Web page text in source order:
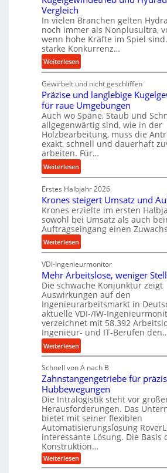
o
r
m
a
n
c
e
b
e
i
m
D
r
ü
c
k
p
r
o
z
e
s
s
Vergleich
In vielen Branchen gelten
noch immer als Nonplusultra,
wenn hohe Kräfte im Spiel
starke Konkurrenz…
Weiterlesen:
K
u
g
e
l
g
e
w
i
n
e
t
r
i
e
b
u
n
d
H
y
d
r
a
u
k
i
m
V
e
r
g
l
Gewirbelt und nicht geschliffen
Präzise und langlebige
für raue Umgebungen
Auch wo Späne, Staub und
allgegenwärtig sind, wie in der
Holzbearbeitung, muss die
exakt, schnell und dauerhaft
arbeiten. Für…
Weiterlesen:
P
r
ä
z
i
s
e
u
n
d
l
a
n
g
l
e
b
i
g
e
K
u
g
e
l
g
e
Erstes Halbjahr 2026
Krones steigert Umsatz und
Krones erzielte im ersten
sowohl bei Umsatz als auch
Auftragseingang einen
Weiterlesen:
K
r
o
n
e
s
s
t
e
i
g
e
r
t
U
m
s
a
t
z
VDI-Ingenieurmonitor
Mehr Arbeitslose, weniger
Die schwache Konjunktur zeigt
Auswirkungen auf den
Ingenieurarbeitsmarkt in
aktuelle VDI-/IW-
verzeichnet mit 58.392
Ingenieur- und IT-Berufen
Weiterlesen:
M
e
h
r
A
r
b
e
i
t
s
Schnell von A nach B
Zahnstangengetriebe für
Hubbewegungen
Die Intralogistik steht vor
Herausforderungen. Das
bietet mit seiner flexiblen
Automatisierungslösung
interessante Lösung. Die Basis
Konstruktion…
Weiterlesen:
Z